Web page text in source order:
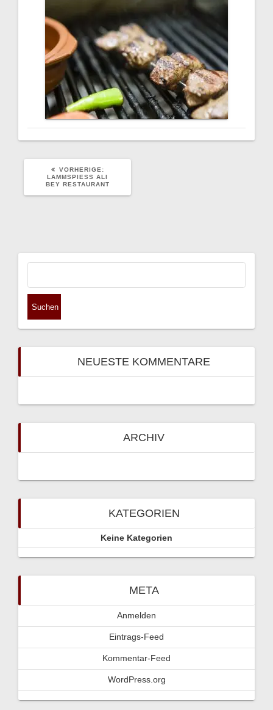
VORHERIGE:VORHERIGER
BEITRAG:
LAMMSPIESS ALI B
EY RESTAURANT
NEUESTE KOMMENTARE
ARCHIV
KATEGORIEN
Keine Kategorien
META
Anmelden
Eintrags-Feed
Kommentar-Feed
WordPress.org